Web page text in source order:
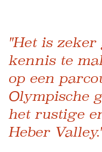
"Het is zeker
kennis te
op een
Olympische
het rustige
Heber